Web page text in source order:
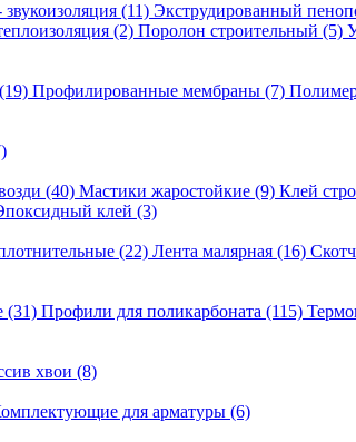
(11) Экструдированный
(2) Поролон строительный (5)
(19) Профилированные мембраны (7)
(40) Мастики жаростойкие (9) Клей
клей (3)
(22) Лента малярная (16)
(31) Профили для поликарбоната (115)
хвои (8)
для арматуры (6)